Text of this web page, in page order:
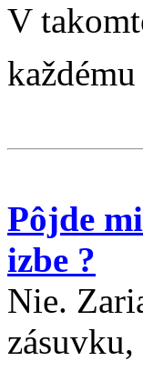
V
Pôjde
izbe ?
Nie.